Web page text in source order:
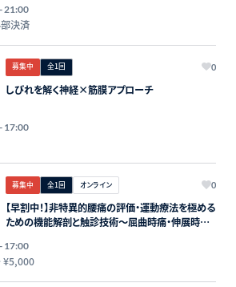
21:00
決済
募集中 全1回 0
しびれを解く神経×筋膜アプローチ
17:00
募集中 全1回 オンライン 0
【早割中！】非特異的腰痛の評価・運動療法を極める
ための機能解剖と触診技術〜屈曲時痛・伸展時痛
先生【主催：セラピストフォーライフ】
17:00
¥5,000